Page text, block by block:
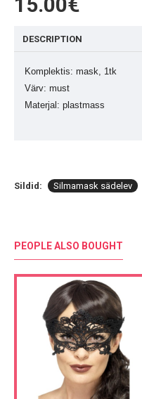
DESCRIPTION
Komplektis: mask, 1tk
Värv: must
Materjal: plastmass
Sildid: Silmamask sädelev
PEOPLE ALSO BOUGHT